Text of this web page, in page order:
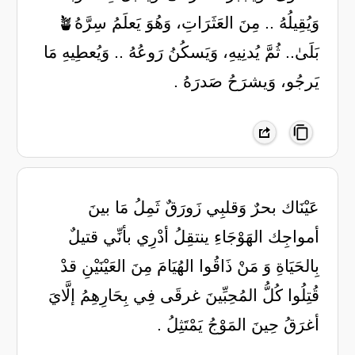
وَيُقِيلُهُ .. مِنَ العَثَرَاتِ، وَهُوَ يَعلَمُ سِرَّهُ🪴
بَلَىٰ.. ثُمَّ يُدنِيهِ، وَيَسكُنُ رَوعُهُ .. وَيُعطِيهِ مَا
يَرجُو، وَيشرَحُ صَدرَهُ .
‏عَيْنَاك بحرٌ وَقلبِي زَورَقٌ ثَمِلُ ‏مَا بينَ
أمواجِك الهَوْجَاءِ ينتقِلُ ‏أدْرِي بأنِّي قتيلٌ
بِالحَيَاةِ وَ مَنْ ‏ذَاقُوا الهُيَامَ مِنَ العَيْنَيْنِ قدْ
قُتِلُوا ‏كُلُّ المُحِبِّينَ غرقَى فِي بِحَارِهِمُ ‏إلَّايَ
أغرَقُ حِينَ المَوْجُ يَمْتَثِلُ .